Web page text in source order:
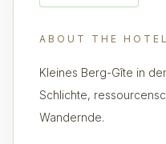
ABOUT THE HOTEL
Kleines Berg-Gîte in
Schlichte,
Wandernde.